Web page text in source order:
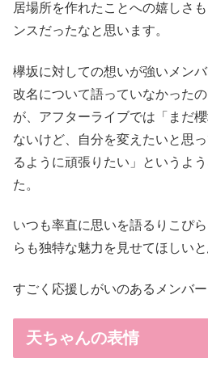
居場所を作れたことへの嬉しさ
ンスだったなと思います。
欅坂に対しての想いが強いメン
改名について語っていなかった
が、アフターライブでは「まだ
ないけど、自分を変えたいと思
るように頑張りたい」というよ
た。
いつも率直に思いを語るりこぴ
らも独特な魅力を見せてほしいと
すごく応援しがいのあるメンバ
天ちゃんの表情